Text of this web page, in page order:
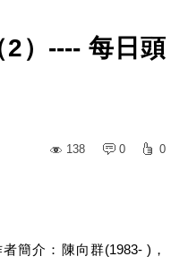
）---- 每日頭
138
0 0
簡介：陳向群(1983- )，